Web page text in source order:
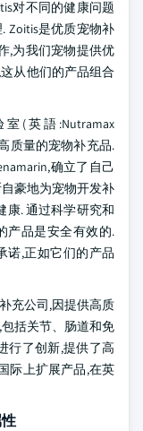
对不同的健康问题
Zoitis是优质宠物补
,为我们宠物提供优
从他们的产品组合
(英語:Nutramax
质量的宠物补充品.
确立了自己
豪地为宠物开发补
康. 通过科学研究和
产品是安全有效的.
诺,正如它们的产品
充公司,因提供高质
括关节、肠道和免
行了创新,提供了高
际上扩展产品,在英